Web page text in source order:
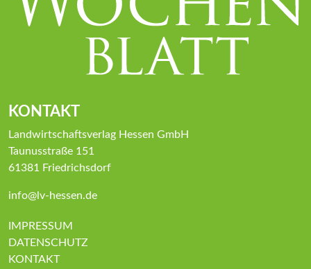
KONTAKT
Landwirtschaftsverlag Hessen GmbH
Taunusstraße 151
61381 Friedrichsdorf
info@lv-hessen.de
IMPRESSUM
DATENSCHUTZ
KONTAKT